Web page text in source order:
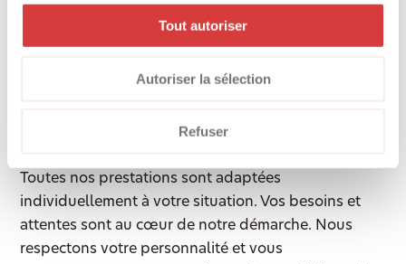
Tout autoriser
Autoriser la sélection
Refuser
présence digne et respectueuse durant la dernière
Toutes nos prestations sont adaptées
individuellement à votre situation. Vos besoins et
attentes sont au cœur de notre démarche. Nous
respectons votre personnalité et vous